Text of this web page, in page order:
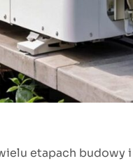
etapach budowy i